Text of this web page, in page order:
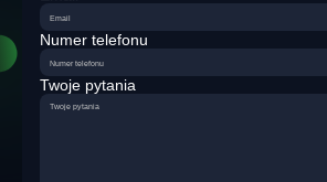
Numer telefonu
Twoje pytania